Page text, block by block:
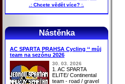
.: Chcete vědět více? :.
Nástěnka
AC SPARTA PRAHSA Cycling ‘‘ můj
team na sezónu 2026
30. 03. 2026
1. AC SPARTA
ELITE/ Continental
team - road / gravel